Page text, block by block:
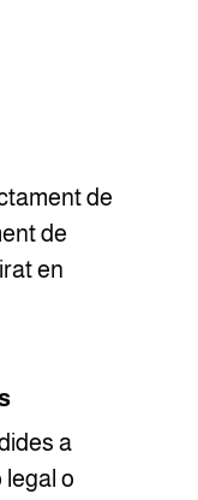
de
de
en
a
o